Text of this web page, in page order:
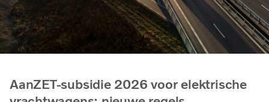
AanZET-subsidie 2026 voor elektrische